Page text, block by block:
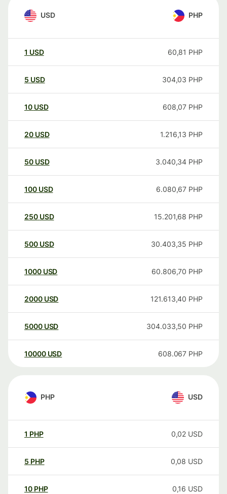
USD PHP
1 USD 60,81 PHP
5 USD 304,03 PHP
10 USD 608,07 PHP
20 USD 1.216,13 PHP
50 USD 3.040,34 PHP
100 USD 6.080,67 PHP
250 USD 15.201,68 PHP
500 USD 30.403,35 PHP
1000 USD 60.806,70 PHP
2000 USD 121.613,40 PHP
5000 USD 304.033,50 PHP
10000 USD 608.067 PHP
PHP USD
1 PHP 0,02 USD
5 PHP 0,08 USD
10 PHP 0,16 USD